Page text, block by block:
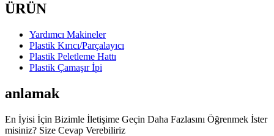
ÜRÜN
Yardımcı Makineler
Plastik Kırıcı/Parçalayıcı
Plastik Peletleme Hattı
Plastik Çamaşır İpi
anlamak
En İyisi İçin Bizimle İletişime Geçin Daha Fazlasını Öğrenmek İster
misiniz? Size Cevap Verebiliriz